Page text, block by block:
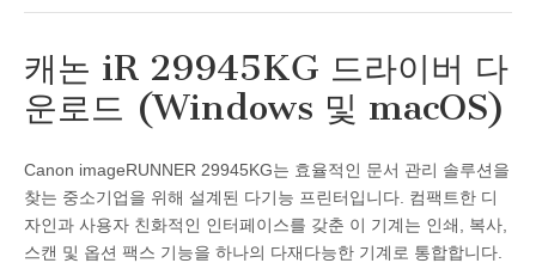
캐논 iR 29945KG 드라이버 다
운로드 (Windows 및 macOS)
Canon imageRUNNER 29945KG는 효율적인 문서 관리 솔루션을
찾는 중소기업을 위해 설계된 다기능 프린터입니다. 컴팩트한 디
자인과 사용자 친화적인 인터페이스를 갖춘 이 기계는 인쇄, 복사,
스캔 및 옵션 팩스 기능을 하나의 다재다능한 기계로 통합합니다.